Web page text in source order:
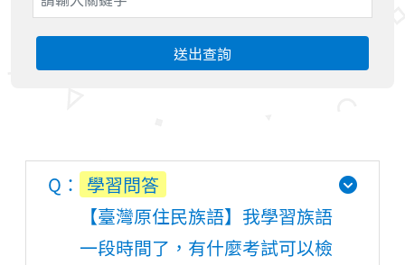
送出查詢
學習問答
【臺灣原住民族語】我學習族語
一段時間了，有什麼考試可以檢